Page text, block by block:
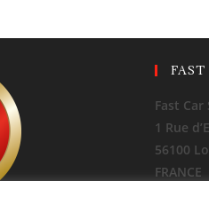
FAST
Fast
1 Rue
56100
FRANCE